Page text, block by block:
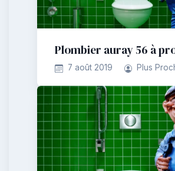
Plombier auray 56 à
7 août 2019 Plus